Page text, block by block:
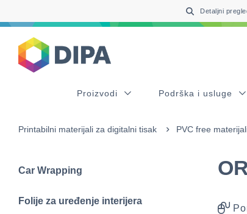
Detaljni
Proizvodi Podrška i usluge
Printabilni materijali za digitalni tisak PVC free
Car Wrapping
Folije za uređenje interijera